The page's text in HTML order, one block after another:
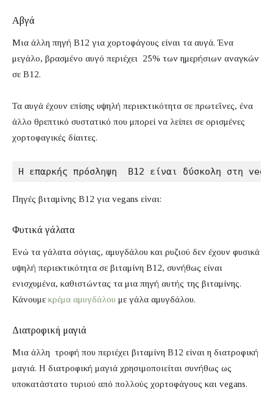
Αβγά
Μια άλλη πηγή Β12 για χορτοφάγους είναι τα αυγά. Ένα
μεγάλο, βρασμένο αυγό περιέχει 25% των ημερήσιων αναγκών
σε B12.
Τα αυγά έχουν επίσης υψηλή περιεκτικότητα σε πρωτεΐνες, ένα
άλλο θρεπτικό συστατικό που μπορεί να λείπει σε ορισμένες
χορτοφαγικές δίαιτες.
Η επαρκής πρόσληψη  Β12 είναι δύσκολη στη
Πηγές βιταμίνης B12 για vegans είναι:
Φυτικά γάλατα
Ενώ τα γάλατα σόγιας, αμυγδάλου και ρυζιού δεν έχουν φυσικά
υψηλή περιεκτικότητα σε βιταμίνη Β12, συνήθως είναι
ενισχυμένα, καθιστώντας τα μια πηγή αυτής της βιταμίνης.
Κάνουμε κρέμα αμυγδάλου με γάλα αμυγδάλου.
Διατροφική μαγιά
Μια άλλη τροφή που περιέχει βιταμίνη Β12 είναι η διατροφική
μαγιά. Η διατροφική μαγιά χρησιμοποιείται συνήθως ως
υποκατάστατο τυριού από πολλούς χορτοφάγους και vegans.